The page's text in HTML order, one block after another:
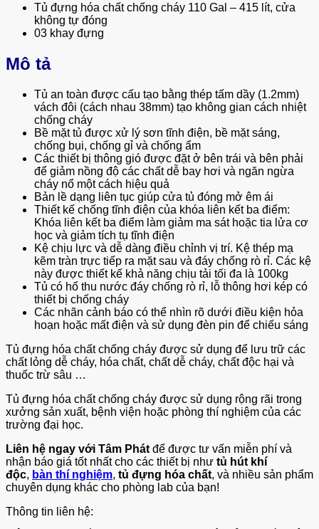
Tủ đựng hóa chất chống cháy 110 Gal – 415 lít, cửa
không tự đóng
03 khay đựng
Mô tả
Tủ an toàn được cấu tạo bằng thép tấm dầy (1.2mm)
vách đôi (cách nhau 38mm) tạo không gian cách nhiệt
chống cháy
Bề mặt tủ được xử lý sơn tĩnh điện, bề mặt sáng,
chống bụi, chống gỉ và chống ẩm
Các thiết bị thông gió được đặt ở bên trái và bên phải
để giảm nồng độ các chất dễ bay hơi và ngăn ngừa
cháy nổ một cách hiệu quả
Bản lề dạng liên tục giúp cửa tủ đóng mở êm ái
Thiết kế chống tĩnh điện của khóa liên kết ba điểm:
Khóa liên kết ba điểm làm giảm ma sát hoặc tia lửa cơ
học và giảm tích tụ tĩnh điện
Kệ chịu lực và dễ dàng điều chỉnh vị trí. Kệ thép mạ
kẽm tràn trực tiếp ra mặt sau và đáy chống rò rỉ. Các kệ
này được thiết kế khả năng chịu tải tối đa là 100kg
Tủ có hố thu nước đáy chống rò rỉ, lỗ thông hơi kép có
thiết bị chống cháy
Các nhãn cảnh báo có thể nhìn rõ dưới điều kiện hỏa
hoạn hoặc mất điện và sử dụng đèn pin để chiếu sáng
Tủ đựng hóa chất chống cháy được sử dụng để lưu trữ các
chất lỏng dễ cháy, hóa chất, chất dễ cháy, chất độc hại và
thuốc trừ sâu …
Tủ đựng hóa chất chống cháy được sử dụng rộng rãi trong
xưởng sản xuất, bệnh viện hoặc phòng thí nghiệm của các
trường đại học.
Liên hệ ngay với Tâm Phát để được tư vấn miễn phí và
nhận báo giá tốt nhất cho các thiết bị như tủ hút khí
độc, bàn thí nghiệm, tủ đựng hóa chất, và nhiều sản phẩm
chuyên dụng khác cho phòng lab của bạn!
Thông tin liên hệ: